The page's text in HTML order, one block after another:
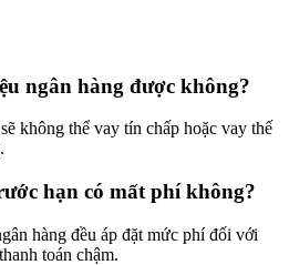
ngân hàng được không?
không thể vay tín chấp hoặc vay thế
hạn có mất phí không?
hàng đều áp đặt mức phí đối với
toán chậm.